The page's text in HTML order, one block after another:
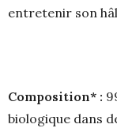
entretenir son
Composition* :
biologique dans